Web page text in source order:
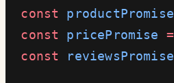
  const
productPromise
  const
pricePromise =
  const
reviewsPromise